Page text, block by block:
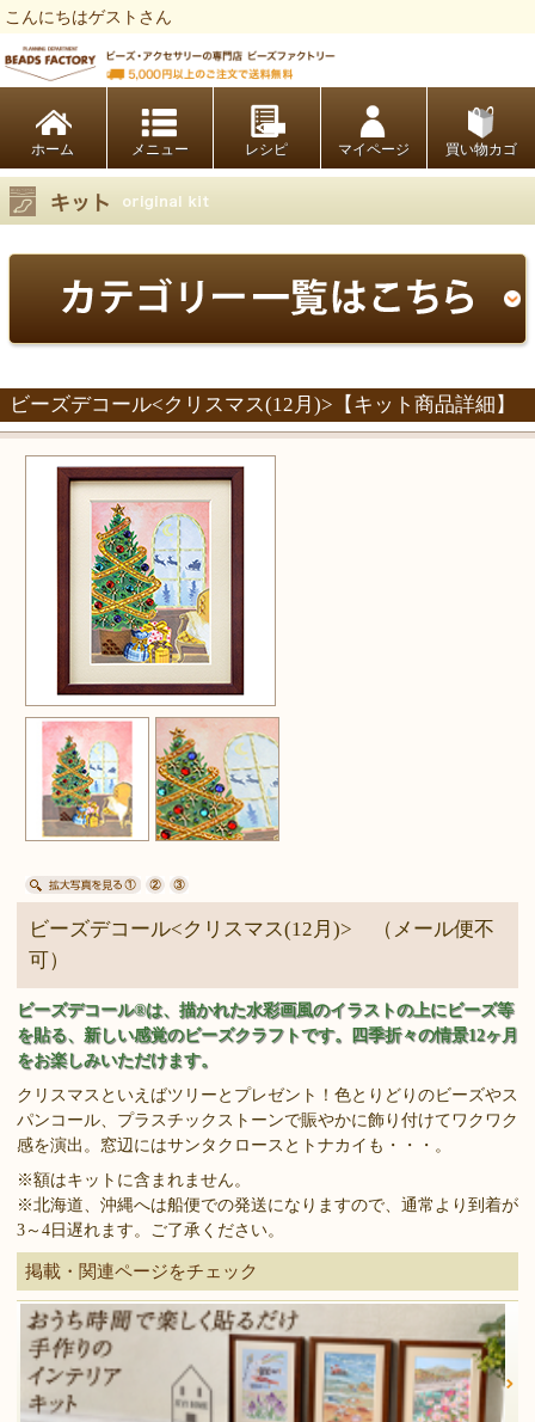
こんにちはゲストさん
ホーム レシピ マイページ 買い物カゴ
ビーズデコール<クリスマス(12月)>【キット商品詳細】
ビーズデコール<クリスマス(12月)> （メール便不
可）
ビーズデコール®は、描かれた水彩画風のイラストの上にビーズ等
を貼る、新しい感覚のビーズクラフトです。四季折々の情景12ヶ月
をお楽しみいただけます。
クリスマスといえばツリーとプレゼント！色とりどりのビーズやス
パンコール、プラスチックストーンで賑やかに飾り付けてワクワク
感を演出。窓辺にはサンタクロースとトナカイも・・・。
※額はキットに含まれません。
※北海道、沖縄へは船便での発送になりますので、通常より到着が
3～4日遅れます。ご了承ください。
掲載・関連ページをチェック